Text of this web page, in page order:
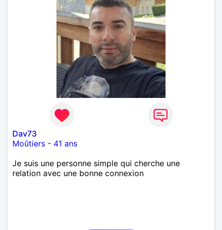
Dav73
Moûtiers - 41 ans
Je suis une personne simple qui cherche une
relation avec une bonne connexion